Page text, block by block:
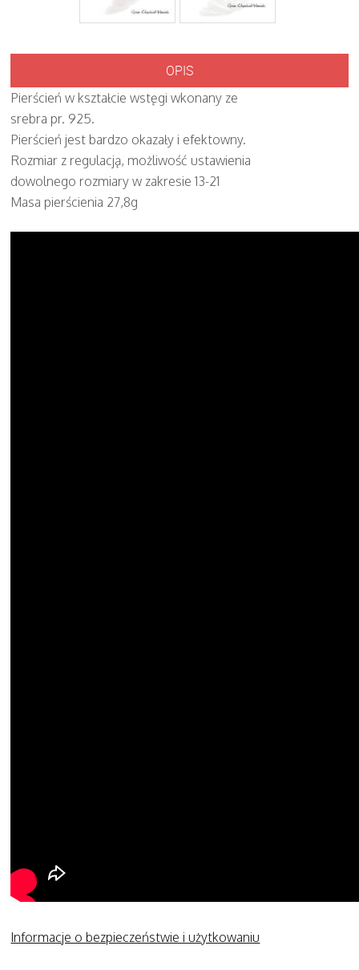
OPIS
Pierścień w kształcie wstęgi wkonany ze
srebra pr. 925.
Pierścień jest bardzo okazały i efektowny.
Rozmiar z regulacją, możliwość ustawienia
dowolnego rozmiary w zakresie 13-21
Masa pierścienia 27,8g
Informacje o bezpieczeństwie i użytkowaniu